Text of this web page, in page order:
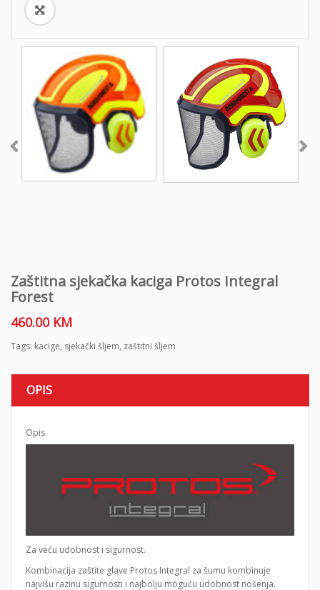
Zaštitna sjekačka kaciga Protos Integral
Forest
460.00 KM
Tags: kacige, sjekački šljem, zaštitni šljem
OPIS
Opis
Za veću udobnost i sigurnost.
Kombinacija zaštite glave Protos Integral za šumu kombinuje
najvišu razinu sigurnosti i najbolju moguću udobnost nošenja.